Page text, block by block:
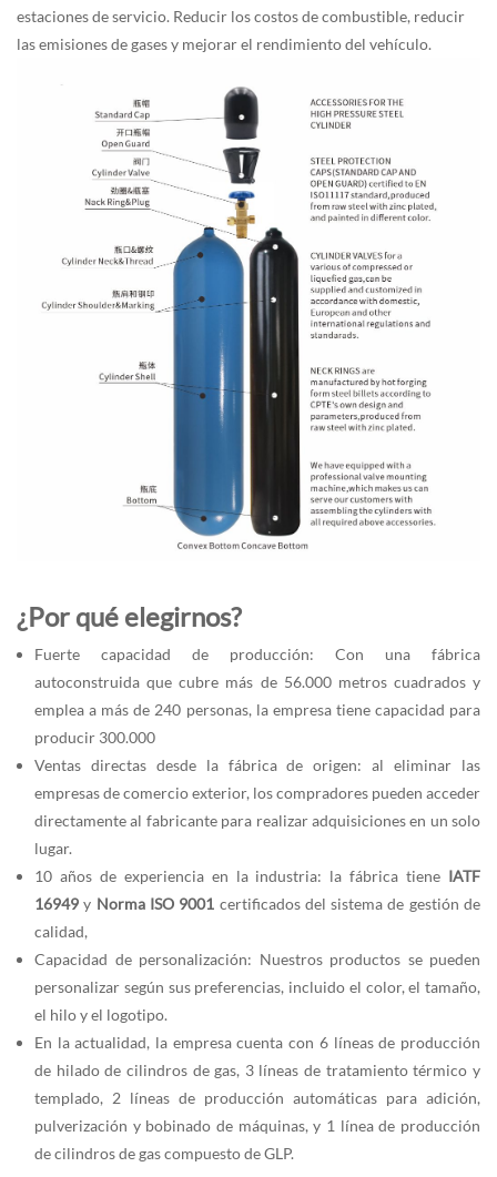
estaciones de servicio. Reducir los costos de combustible, reducir
las emisiones de gases y mejorar el rendimiento del vehículo.
¿Por qué elegirnos?
Fuerte capacidad de producción: Con una fábrica
autoconstruida que cubre más de 56.000 metros cuadrados y
emplea a más de 240 personas, la empresa tiene capacidad para
producir 300.000
Ventas directas desde la fábrica de origen: al eliminar las
empresas de comercio exterior, los compradores pueden acceder
directamente al fabricante para realizar adquisiciones en un solo
lugar.
10 años de experiencia en la industria: la fábrica tiene IATF
16949 y Norma ISO 9001 certificados del sistema de gestión de
calidad,
Capacidad de personalización: Nuestros productos se pueden
personalizar según sus preferencias, incluido el color, el tamaño,
el hilo y el logotipo.
En la actualidad, la empresa cuenta con 6 líneas de producción
de hilado de cilindros de gas, 3 líneas de tratamiento térmico y
templado, 2 líneas de producción automáticas para adición,
pulverización y bobinado de máquinas, y 1 línea de producción
de cilindros de gas compuesto de GLP.